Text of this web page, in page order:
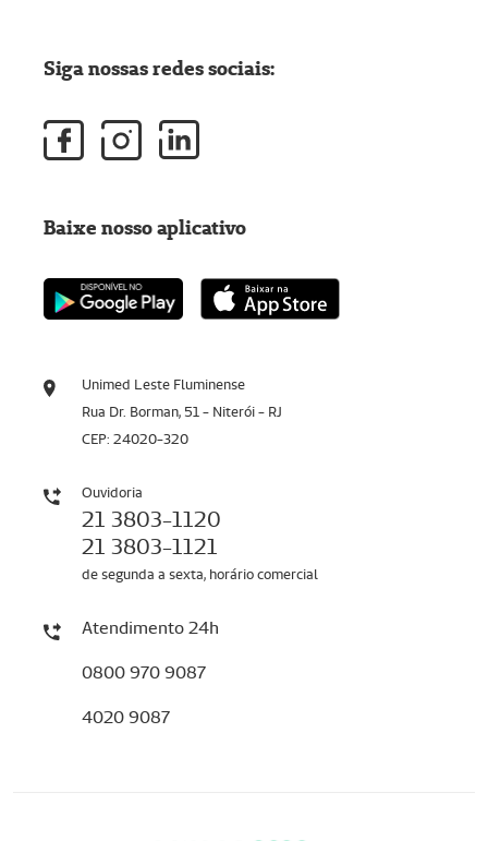
Unimed Leste Fluminense
Rua Dr. Borman, 51 - Niterói - RJ
CEP: 24020-320
Ouvidoria
21 3803-1120
21 3803-1121
de segunda a sexta, horário comercial
Atendimento 24h
0800 970 9087
4020 9087
Siga nossas redes sociais:
Baixe nosso aplicativo